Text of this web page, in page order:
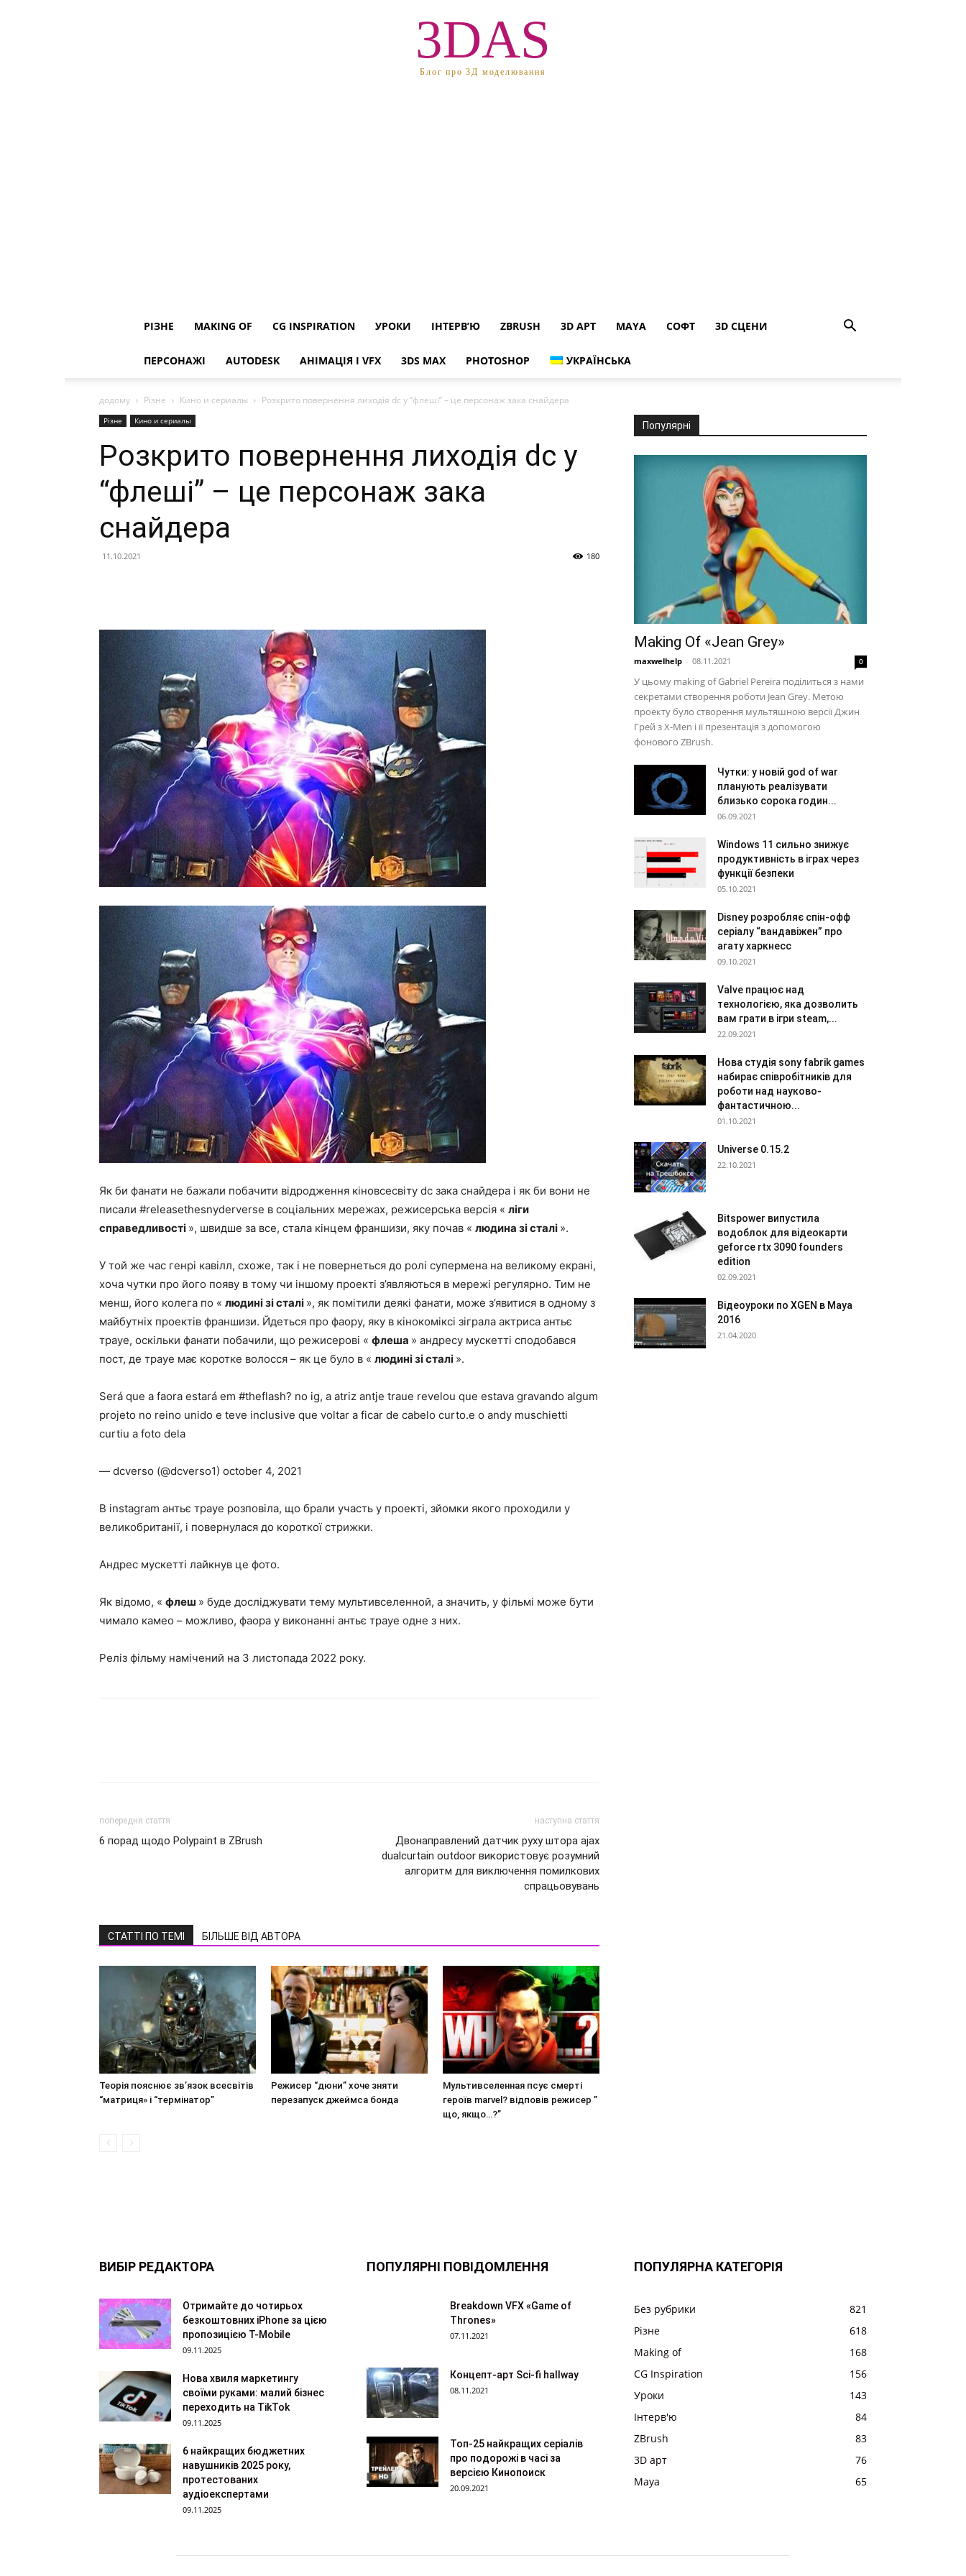
3DAS
Блог про 3Д моделювання
РІЗНЕ MAKING OF CG INSPIRATION УРОКИ ІНТЕРВ’Ю ZBRUSH 3D АРТ MAYA СОФТ 3D СЦЕНИ
ПЕРСОНАЖІ AUTODESK АНІМАЦІЯ І VFX 3DS MAX PHOTOSHOP УКРАЇНСЬКА
додому Різне Кино и сериалы Розкрито повернення лиходія dc у “флеші” – це персонаж зака снайдера
Різне Кино и сериалы
Розкрито повернення лиходія dc у
“флеші” – це персонаж зака
снайдера
11.10.2021 180
Як би фанати не бажали побачити відродження кіновсесвіту dc зака снайдера і як би вони не
писали #releasethesnyderverse в соціальних мережах, режисерська версія « ліги
справедливості », швидше за все, стала кінцем франшизи, яку почав « людина зі сталі ».
У той же час генрі кавілл, схоже, так і не повернеться до ролі супермена на великому екрані,
хоча чутки про його появу в тому чи іншому проекті з’являються в мережі регулярно. Тим не
менш, його колега по « людині зі сталі », як помітили деякі фанати, може з’явитися в одному з
майбутніх проектів франшизи. Йдеться про фаору, яку в кінокоміксі зіграла актриса антьє
трауе, оскільки фанати побачили, що режисерові « флеша » андресу мускетті сподобався
пост, де трауе має коротке волосся – як це було в « людині зі сталі ».
Será que a faora estará em #theflash? no ig, a atriz antje traue revelou que estava gravando algum
projeto no reino unido e teve inclusive que voltar a ficar de cabelo curto.e o andy muschietti
curtiu a foto dela
— dcverso (@dcverso1) october 4, 2021
В instagram антьє трауе розповіла, що брали участь у проекті, зйомки якого проходили у
великобританії, і повернулася до короткої стрижки.
Андрес мускетті лайкнув це фото.
Як відомо, « флеш » буде досліджувати тему мультивселенной, а значить, у фільмі може бути
чимало камео – можливо, фаора у виконанні антьє трауе одне з них.
Реліз фільму намічений на 3 листопада 2022 року.
попередня стаття
6 порад щодо Polypaint в ZBrush
наступна стаття
Двонаправлений датчик руху штора ajax
dualcurtain outdoor використовує розумний
алгоритм для виключення помилкових
спрацьовувань
СТАТТІ ПО ТЕМІ БІЛЬШЕ ВІД АВТОРА
Теорія пояснює зв’язок всесвітів
“матриця» і “термінатор”
Режисер “дюни” хоче зняти
перезапуск джеймса бонда
Мультивселенная псує смерті
героїв marvel? відповів режисер ”
що, якщо…?”
Популярні
Making Of «Jean Grey»
maxwelhelp - 08.11.2021 0
У цьому making of Gabriel Pereira поділиться з нами
секретами створення роботи Jean Grey. Метою
проекту було створення мультяшною версії Джин
Грей з X-Men і її презентація з допомогою
фонового ZBrush.
Чутки: у новій god of war
планують реалізувати
близько сорока годин...
06.09.2021
Windows 11 сильно знижує
продуктивність в іграх через
функції безпеки
05.10.2021
Disney розробляє спін-офф
серіалу “вандавіжен” про
агату харкнесс
09.10.2021
Valve працює над
технологією, яка дозволить
вам грати в ігри steam,...
22.09.2021
Нова студія sony fabrik games
набирає співробітників для
роботи над науково-
фантастичною...
01.10.2021
Universe 0.15.2
22.10.2021
Bitspower випустила
водоблок для відеокарти
geforce rtx 3090 founders
edition
02.09.2021
Відеоуроки по XGEN в Maya
2016
21.04.2020
ВИБІР РЕДАКТОРА
Отримайте до чотирьох
безкоштовних iPhone за цією
пропозицією T-Mobile
09.11.2025
Нова хвиля маркетингу
своїми руками: малий бізнес
переходить на TikTok
09.11.2025
6 найкращих бюджетних
навушників 2025 року,
протестованих
аудіоекспертами
09.11.2025
ПОПУЛЯРНІ ПОВІДОМЛЕННЯ
Breakdown VFX «Game of
Thrones»
07.11.2021
Концепт-арт Sci-fi hallway
08.11.2021
Топ-25 найкращих серіалів
про подорожі в часі за
версією Кинопоиск
20.09.2021
ПОПУЛЯРНА КАТЕГОРІЯ
Без рубрики
821
Різне
618
Making of
168
CG Inspiration
156
Уроки
143
Інтерв'ю
84
ZBrush
83
3D арт
76
Maya
65